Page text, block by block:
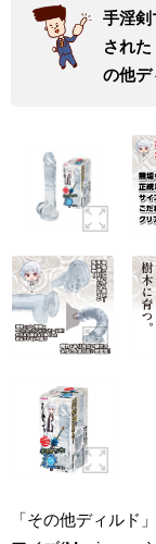
手淫剣
され
の他デ
「その他ディルド